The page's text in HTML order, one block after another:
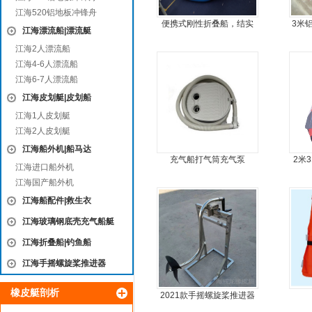
江海520铝地板冲锋舟
江海漂流船|漂流艇
江海2人漂流船
江海4-6人漂流船
江海6-7人漂流船
江海皮划艇|皮划船
江海1人皮划艇
江海2人皮划艇
江海船外机|船马达
江海进口船外机
江海国产船外机
江海船配件|救生衣
江海玻璃钢底壳充气船艇
江海折叠船|钓鱼船
江海手摇螺旋桨推进器
橡皮艇剖析
便携式刚性折叠船，结实
3米
充气船打气筒充气泵
2米
2021款手摇螺旋桨推进器